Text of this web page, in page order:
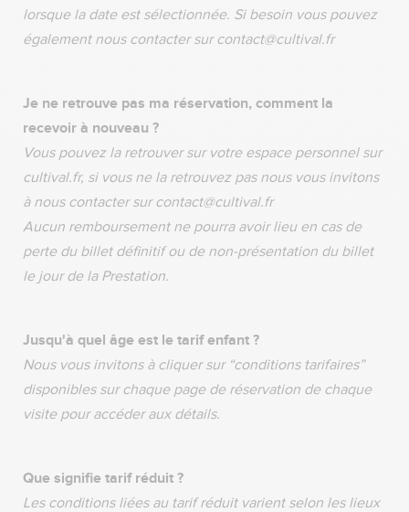
lorsque la date est sélectionnée. Si besoin vous pouvez
également nous contacter sur contact@cultival.fr
Je ne retrouve pas ma réservation, comment la
recevoir à nouveau ?
Vous pouvez la retrouver sur votre espace personnel sur
cultival.fr, si vous ne la retrouvez pas nous vous invitons
à nous contacter sur contact@cultival.fr
Aucun remboursement ne pourra avoir lieu en cas de
perte du billet définitif ou de non-présentation du billet
le jour de la Prestation.
Jusqu'à quel âge est le tarif enfant ?
Nous vous invitons à cliquer sur “conditions tarifaires”
disponibles sur chaque page de réservation de chaque
visite pour accéder aux détails.
Que signifie tarif réduit ?
Les conditions liées au tarif réduit varient selon les lieux